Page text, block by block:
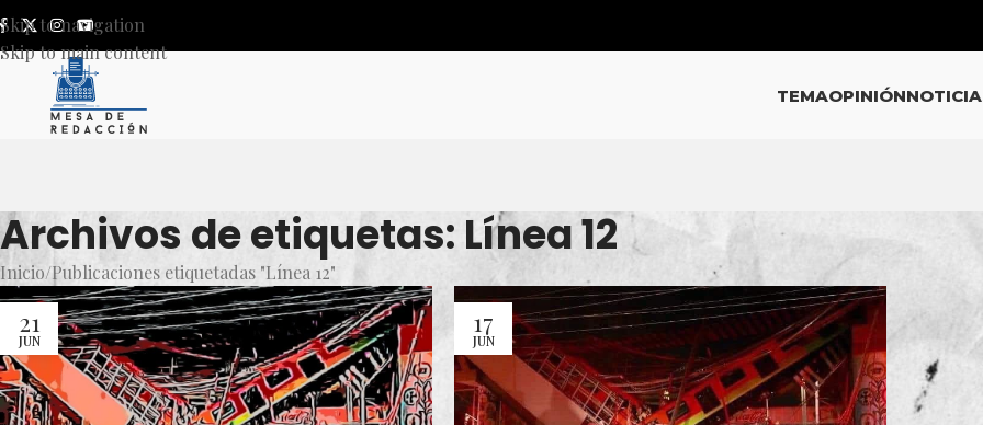
Skip to navigation
Skip to main content
TEMAOPINIÓN
Archivos de etiquetas: Línea 12
Inicio Publicaciones etiquetadas "Línea 12"
21
JUN
17
JUN